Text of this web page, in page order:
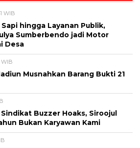
WIB
hingga Layanan Publik,
Sumberbendo jadi Motor
Desa
WIB
Musnahkan Barang Bukti 21
Buzzer Hoaks, Siroojul
Bukan Karyawan Kami